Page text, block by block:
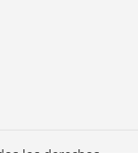
los derechos